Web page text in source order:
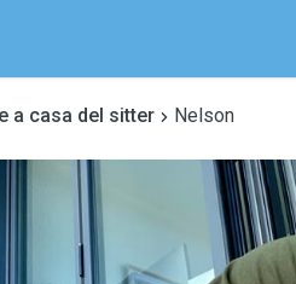
a casa del sitter Nelson